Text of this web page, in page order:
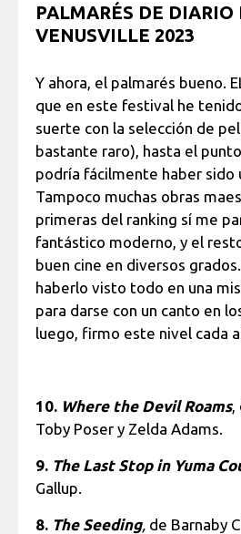
PALMARÉS DE DIARIO
VENUSVILLE 2023
Y ahora, el palmarés bueno.
que en este festival he
suerte con la selección de
bastante raro), hasta el
podría fácilmente haber sido
Tampoco muchas obras
primeras del ranking sí me
fantástico moderno, y el
buen cine en diversos
haberlo visto todo en una
para darse con un canto en
luego, firmo este nivel cada
10. Where the Devil Roams,
Toby Poser y Zelda Adams.
9. The Last Stop in Yuma
Gallup.
8. The Seeding, de Barnaby